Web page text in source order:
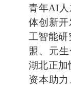
青年AI
体创新
工智能研
盟、元
湖北正加
资本助